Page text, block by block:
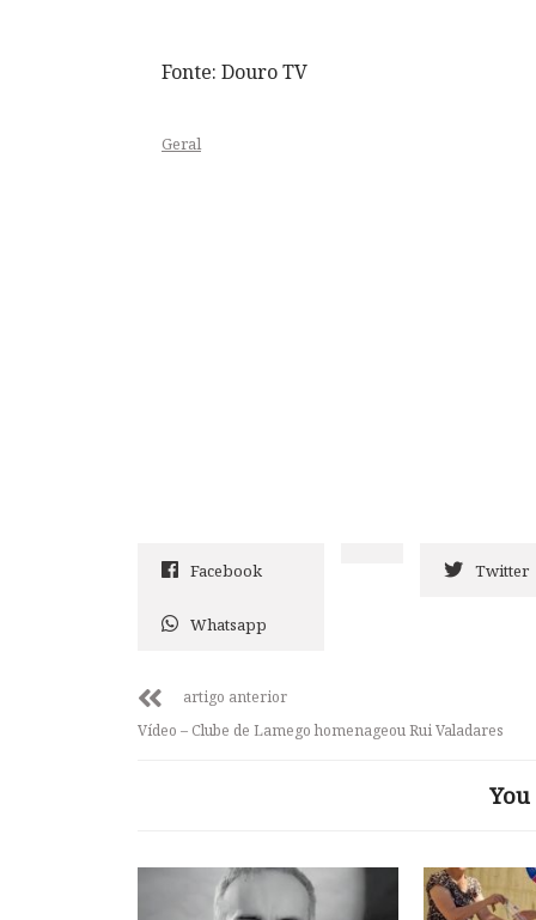
Fonte: Douro TV
Geral
Facebook Twitter
Whatsapp
artigo anterior
Vídeo – Clube de Lamego homenageou Rui Valadares